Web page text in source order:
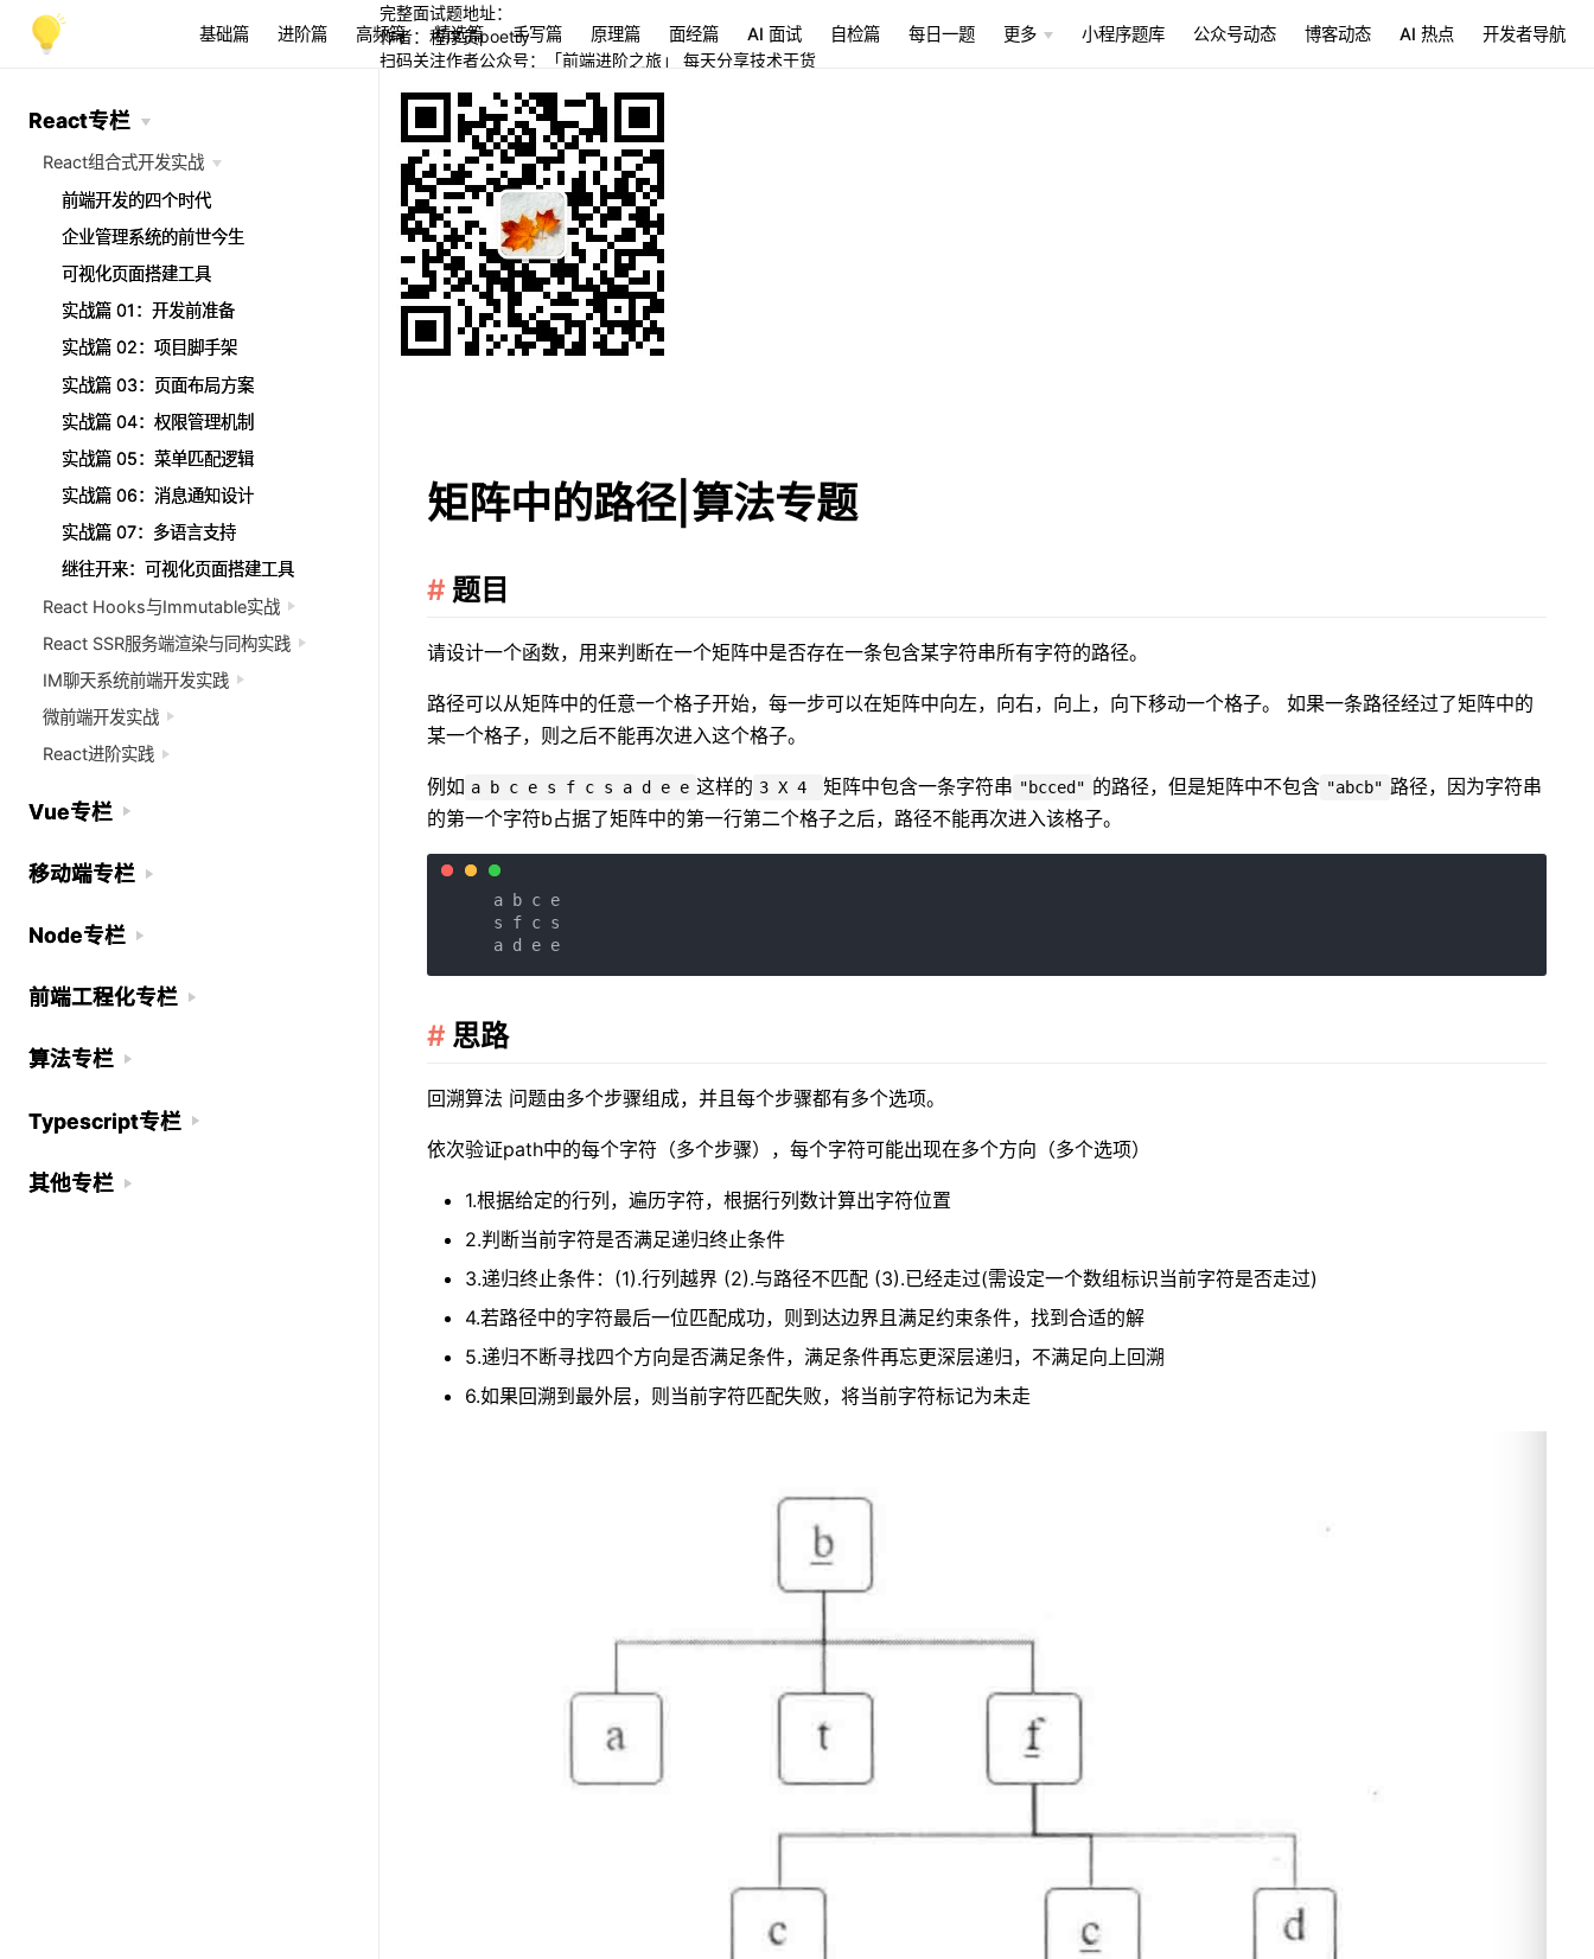
基础篇 进阶篇 高频篇 精选篇 手写篇 原理篇 面经篇 AI 面试 自检篇 每日一题 更多 小程序题库 公众号动态 博客动态 AI 热点 开发者导航
完整面试题地址：
作者：程序员poetry
扫码关注作者公众号：「前端进阶之旅」 每天分享技术干货
矩阵中的路径|算法专题
题目
请设计一个函数，用来判断在一个矩阵中是否存在一条包含某字符串所有字符的路径。
路径可以从矩阵中的任意一个格子开始，每一步可以在矩阵中向左，向右，向上，向下移动一个格子。 如果一条路径经过了矩阵中的
某一个格子，则之后不能再次进入这个格子。
例如 a b c e s f c s a d e e 这样的 3 X 4 矩阵中包含一条字符串 "bcced" 的路径，但是矩阵中不包含 "abcb" 路径，因为字符串
的第一个字符b占据了矩阵中的第一行第二个格子之后，路径不能再次进入该格子。
     a b c e
     s f c s
思路
回溯算法 问题由多个步骤组成，并且每个步骤都有多个选项。
依次验证path中的每个字符（多个步骤），每个字符可能出现在多个方向（多个选项）
1.根据给定的行列，遍历字符，根据行列数计算出字符位置
2.判断当前字符是否满足递归终止条件
3.递归终止条件：(1).行列越界 (2).与路径不匹配 (3).已经走过(需设定一个数组标识当前字符是否走过)
4.若路径中的字符最后一位匹配成功，则到达边界且满足约束条件，找到合适的解
5.递归不断寻找四个方向是否满足条件，满足条件再忘更深层递归，不满足向上回溯
6.如果回溯到最外层，则当前字符匹配失败，将当前字符标记为未走
React专栏
React组合式开发实战
前端开发的四个时代
企业管理系统的前世今生
可视化页面搭建工具
实战篇 01：开发前准备
实战篇 02：项目脚手架
实战篇 03：页面布局方案
实战篇 04：权限管理机制
实战篇 05：菜单匹配逻辑
实战篇 06：消息通知设计
实战篇 07：多语言支持
继往开来：可视化页面搭建工具
React Hooks与Immutable实战
React SSR服务端渲染与同构实践
IM聊天系统前端开发实践
微前端开发实战
React进阶实践
Vue专栏
移动端专栏
Node专栏
前端工程化专栏
算法专栏
Typescript专栏
其他专栏
React专栏
React组合式开发实战
前端开发的四个时代
企业管理系统的前世今生
可视化页面搭建工具
实战篇 01：开发前准备
实战篇 02：项目脚手架
实战篇 03：页面布局方案
实战篇 04：权限管理机制
实战篇 05：菜单匹配逻辑
实战篇 06：消息通知设计
实战篇 07：多语言支持
继往开来：可视化页面搭建工具
React Hooks与Immutable实战
React SSR服务端渲染与同构实践
IM聊天系统前端开发实践
微前端开发实战
React进阶实践
Vue专栏
移动端专栏
Node专栏
前端工程化专栏
算法专栏
Typescript专栏
其他专栏